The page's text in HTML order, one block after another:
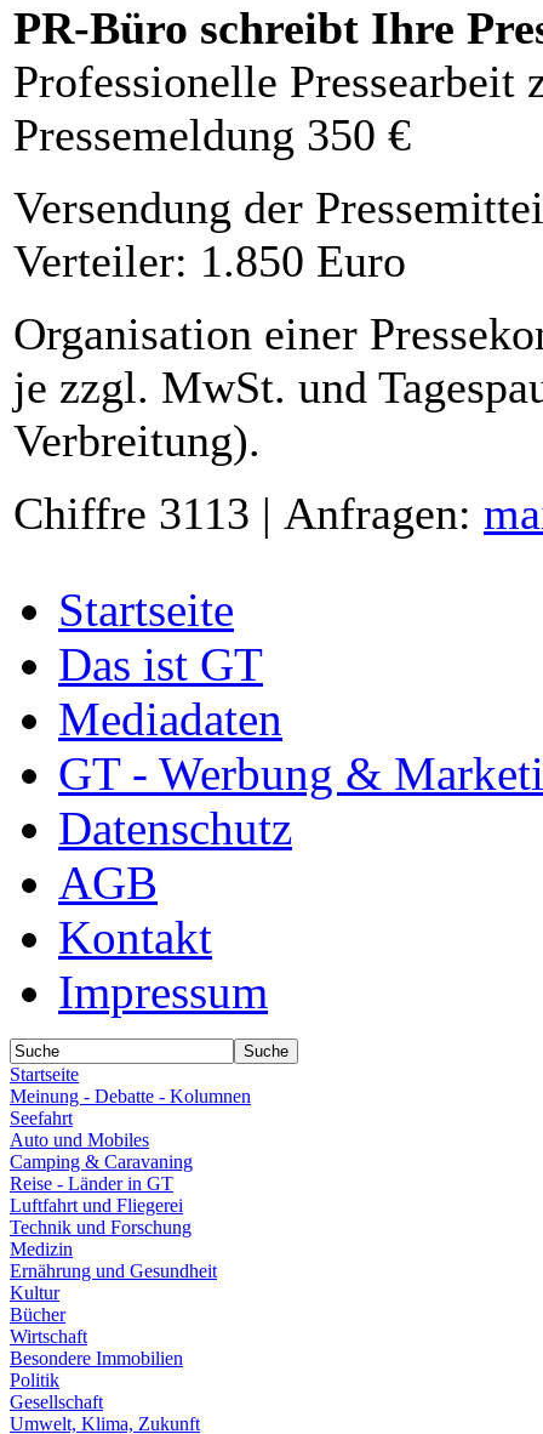
PR-Büro schreibt Ihre
Professionelle Pressearbeit
Pressemeldung 350 €
Versendung der
Verteiler: 1.850 Euro
Organisation einer
je zzgl. MwSt. und
Verbreitung).
Chiffre 3113 | Anfragen:
Startseite
Das ist GT
Mediadaten
GT - Werbung &
Datenschutz
AGB
Kontakt
Impressum
Startseite
Meinung - Debatte - Kolumnen
Seefahrt
Auto und Mobiles
Camping & Caravaning
Reise - Länder in GT
Luftfahrt und Fliegerei
Technik und Forschung
Medizin
Ernährung und Gesundheit
Kultur
Bücher
Wirtschaft
Besondere Immobilien
Politik
Gesellschaft
Umwelt, Klima, Zukunft